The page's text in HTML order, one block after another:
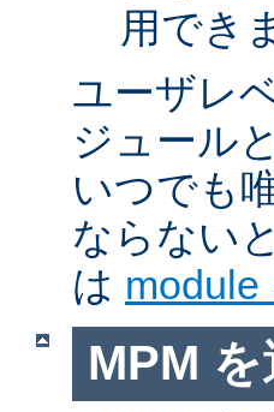
用でき
ユーザレ
ジュール
いつでも
ならない
は module
MPM